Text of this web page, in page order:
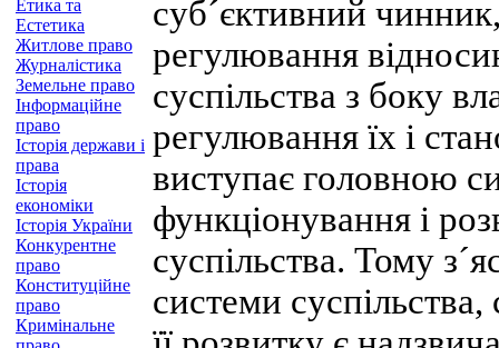
Етика та
Естетика
Житлове право
Журналістика
Земельне право
Інформаційне
право
Історія держави і
права
Історія
економіки
Історія України
Конкурентне
право
Конституційне
право
Кримінальне
суб´єктивний
регулювання
суспільства з боку
регулювання їх і
виступає головною
функціонування і
суспільства. Тому
системи